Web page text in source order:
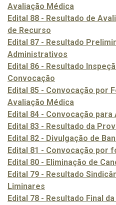
Avaliação Médica
Edital 88 - Resultado de
de Recurso
Edital 87 - Resultado
Administrativos
Edital 86 - Resultado
Convocação
Edital 85 - Convocação por
Avaliação Médica
Edital 84 - Convocação
Edital 83 - Resultado da
Edital 82 - Divulgação de
Edital 81 - Convocação por
Edital 80 - Eliminação de
Edital 79 - Resultado
Liminares
Edital 78 - Resultado Final